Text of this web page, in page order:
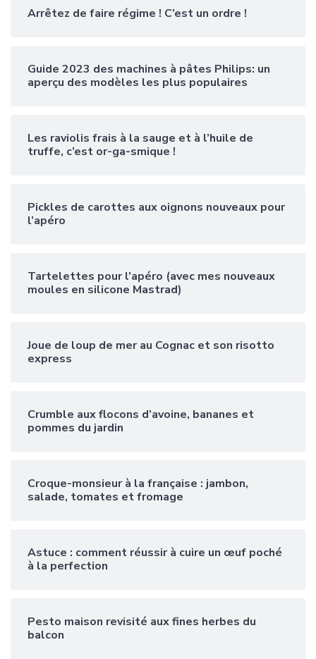
Arrêtez de faire régime ! C’est un ordre !
Guide 2023 des machines à pâtes Philips: un
aperçu des modèles les plus populaires
Les raviolis frais à la sauge et à l’huile de
truffe, c’est or-ga-smique !
Pickles de carottes aux oignons nouveaux pour
l’apéro
Tartelettes pour l’apéro (avec mes nouveaux
moules en silicone Mastrad)
Joue de loup de mer au Cognac et son risotto
express
Crumble aux flocons d’avoine, bananes et
pommes du jardin
Croque-monsieur à la française : jambon,
salade, tomates et fromage
Astuce : comment réussir à cuire un œuf poché
à la perfection
Pesto maison revisité aux fines herbes du
balcon